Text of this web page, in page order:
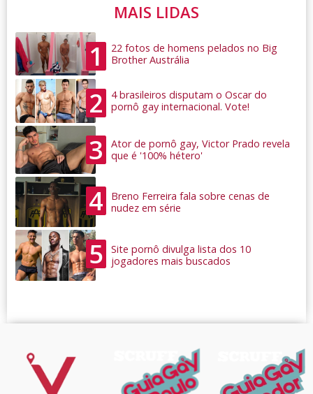
MAIS LIDAS
1
22 fotos de homens pelados no Big
Brother Austrália
2
4 brasileiros disputam o Oscar do
pornô gay internacional. Vote!
3
Ator de pornô gay, Victor Prado revela
que é '100% hétero'
4
Breno Ferreira fala sobre cenas de
nudez em série
5
Site pornô divulga lista dos 10
jogadores mais buscados